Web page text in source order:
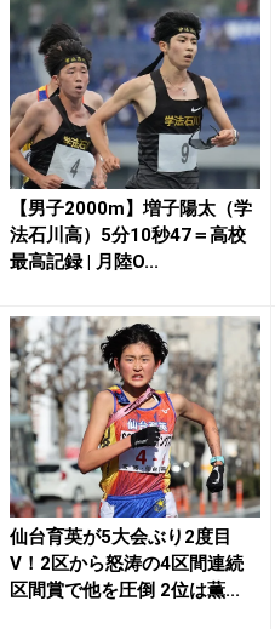
【男子2000m】増子陽太（学
法石川高）5分10秒47＝高校
最高記録 | 月陸O...
仙台育英が5大会ぶり2度目
V！2区から怒涛の4区間連続
区間賞で他を圧倒 2位は薫...